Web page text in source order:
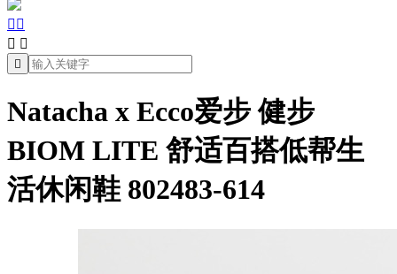
 
 

Natacha x Ecco爱步 健步
BIOM LITE 舒适百搭低帮生
活休闲鞋 802483-614